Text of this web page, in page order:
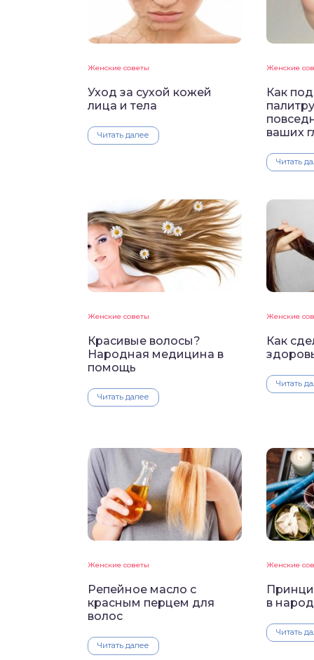
Женские советы
Уход за сухой кожей
лица и тела
Читать далее
Женские
Как
ваших
Читать
Женские советы
Красивые волосы?
Народная медицина в
помощь
Читать далее
Женские
Как
Читать
Женские советы
Репейное масло с
красным перцем для
волос
Читать далее
Женские
в
Читать